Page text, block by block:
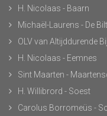
H. Nicolaas - Baarn
Michaël-Laurens - De Bilt
OLV van Altijddurende
H. Nicolaas - Eemnes
Sint Maarten -
H. Willibrord - Soest
Carolus Borromeüs -